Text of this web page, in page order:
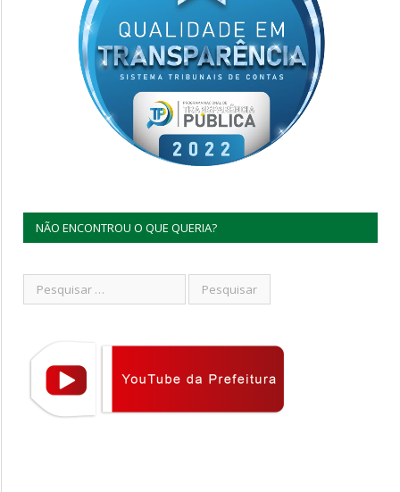
NÃO ENCONTROU O QUE QUERIA?